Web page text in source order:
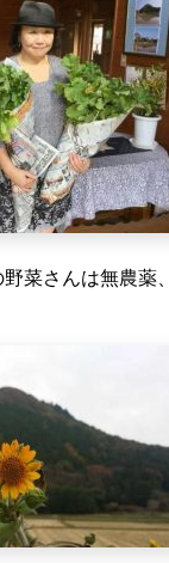
菜さんは無農薬